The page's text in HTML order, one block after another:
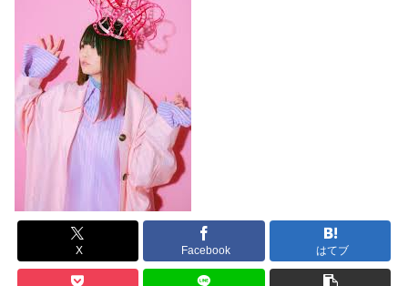
X Facebook はてブ